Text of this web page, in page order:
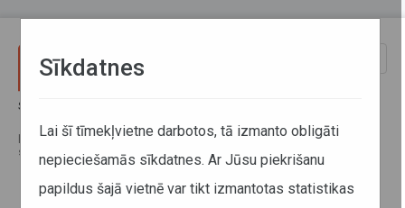
Sākums
pakalpojumu saņemšana klātienē; lai pieteiktos digitālā tahogrāfa kartes
saņemšanai, klientam ir jāpiesakās iepriekš
Sīkdatnes
Lai šī tīmekļvietne darbotos, tā izmanto obligāti
nepieciešamās sīkdatnes. Ar Jūsu piekrišanu
papildus šajā vietnē var tikt izmantotas statistikas